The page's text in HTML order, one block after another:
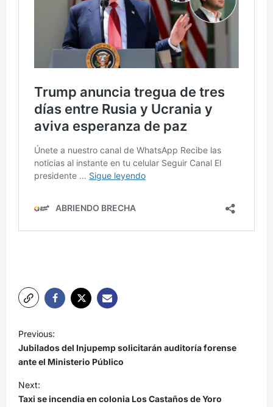
N
a
v
e
g
Previous:
Jubilados del Injupemp solicitarán auditoría forense
ante el Ministerio Público
Next:
Taxi se incendia en colonia Los Castaños de Yoro